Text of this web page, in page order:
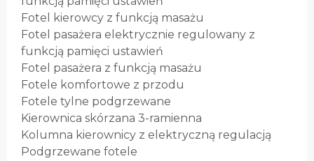
Fotel kierowcy z funkcją masażu
Fotel pasażera elektrycznie regulowany z
funkcją pamięci ustawień
Fotel pasażera z funkcją masażu
Fotele komfortowe z przodu
Fotele tylne podgrzewane
Kierownica skórzana 3-ramienna
Kolumna kierownicy z elektryczną regulacją
Podgrzewane fotele